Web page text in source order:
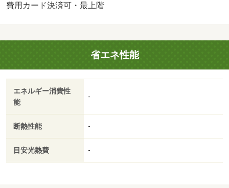
費用カード決済可・最上階
省エネ性能
エネルギー消費性
能
-
断熱性能 -
目安光熱費 -